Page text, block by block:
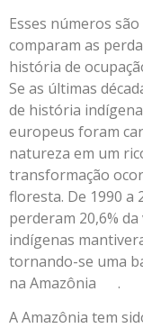
Esses números
comparam as
história de
Se as últimas
de história
europeus foram
natureza em um
transformação
floresta. De 1990 a
perderam 20,6%
indígenas
tornando-se uma
na Amazônia .
A Amazônia tem